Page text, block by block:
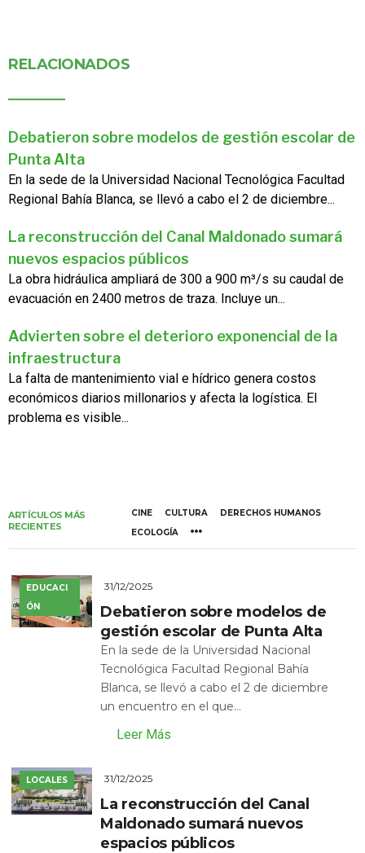
RELACIONADOS
Debatieron sobre modelos de gestión escolar de
Punta Alta
En la sede de la Universidad Nacional Tecnológica Facultad
Regional Bahía Blanca, se llevó a cabo el 2 de diciembre...
La reconstrucción del Canal Maldonado sumará
nuevos espacios públicos
La obra hidráulica ampliará de 300 a 900 m³/s su caudal de
evacuación en 2400 metros de traza. Incluye un...
Advierten sobre el deterioro exponencial de la
infraestructura
La falta de mantenimiento vial e hídrico genera costos
económicos diarios millonarios y afecta la logística. El
problema es visible...
ARTÍCULOS MÁS
RECIENTES
CINE CULTURA
DERECHOS HUMANOS
ECOLOGÍA
EDUCACI
ÓN
31/12/2025
Debatieron sobre modelos de
gestión escolar de Punta Alta
En la sede de la Universidad Nacional
Tecnológica Facultad Regional Bahía
Blanca, se llevó a cabo el 2 de diciembre
un encuentro en el que...
Leer Más
LOCALES 31/12/2025
La reconstrucción del Canal
Maldonado sumará nuevos
espacios públicos